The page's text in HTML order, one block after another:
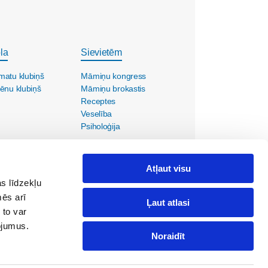
līdzekļu
arī
to var
Atļaut visu
Ļaut atlasi
Noraidīt
klubiņš
klubiņš
Sievietēm
Māmiņu kongress
Māmiņu brokastis
Receptes
Veselība
Psiholoģija